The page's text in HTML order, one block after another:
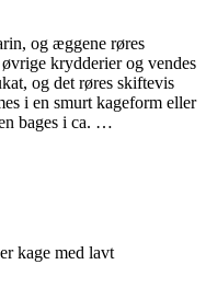
og æggene røres
krydderier og vendes
og det røres skiftevis
i en smurt kageform eller
bages i ca. …
kage med lavt